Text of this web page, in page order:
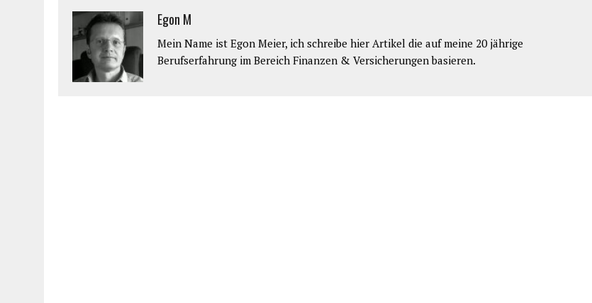
Egon M
Mein Name ist Egon Meier, ich schreibe hier Artikel die auf meine 20 jährige
Berufserfahrung im Bereich Finanzen & Versicherungen basieren.